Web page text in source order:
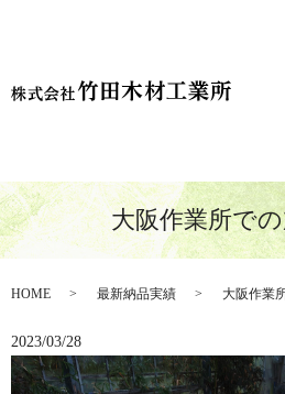
大阪作業所で
HOME 最新納品実績 大阪作業
2023/03/28